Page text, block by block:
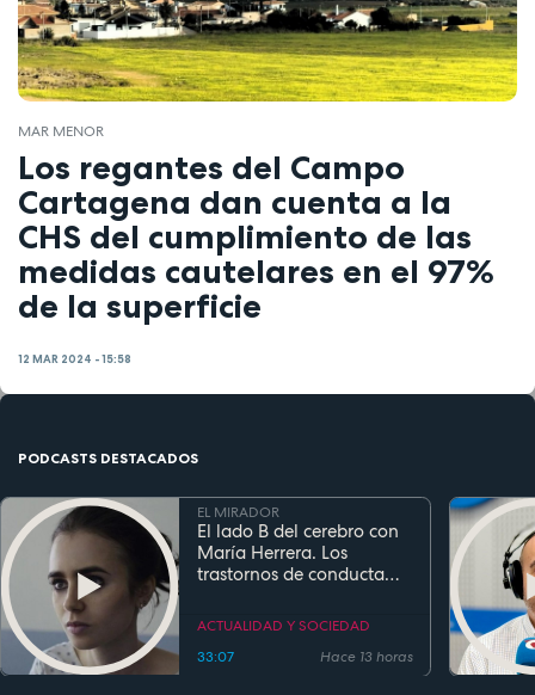
MAR MENOR
Los regantes del Campo
Cartagena dan cuenta a la
CHS del cumplimiento de las
medidas cautelares en el 97%
de la superficie
12 MAR 2024 - 15:58
PODCASTS DESTACADOS
EL MIRADOR
El lado B del cerebro con
María Herrera. Los
trastornos de conducta
ACTUALIDAD Y SOCIEDAD
33:07
Hace 13 horas